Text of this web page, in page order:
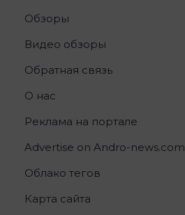
Обзоры
Видео обзоры
Обратная связь
О нас
Реклама на портале
Advertise on Andro-news.com
Облако тегов
Карта сайта